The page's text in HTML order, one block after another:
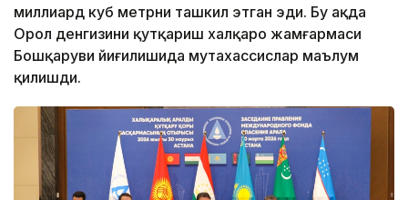
миллиард куб метрни ташкил этган эди. Бу ҳақда
Орол денгизини қутқариш халқаро жамғармаси
Бошқаруви йиғилишида мутахассислар маълум
қилишди.